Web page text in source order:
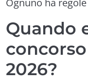
Ognuno ha
Quando
2026?